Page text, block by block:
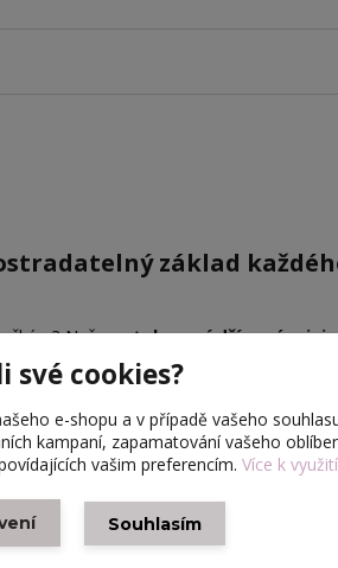
základ
Našenatahovací džínová
při jejím převlékání.
(úpletu). Nemá žádné zapínání na
a skvěle vypadá i pod upnutými tričky.
postavu panenky. Pružný
své cookies?
e-shopu a v případě vašeho
kampaní, zapamatování vašeho
vašim preferencím. Více k
Souhlasím